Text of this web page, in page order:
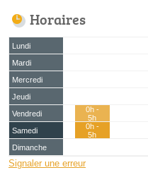
Horaires
Lundi
Mardi
Mercredi
Jeudi
Vendredi
0h -
5h
Samedi
0h -
5h
Dimanche
Signaler une erreur